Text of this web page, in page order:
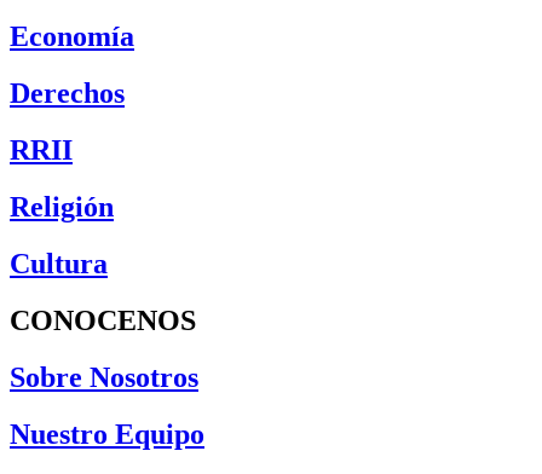
Economía
Derechos
RRII
Religión
Cultura
CONOCENOS
Sobre Nosotros
Nuestro Equipo